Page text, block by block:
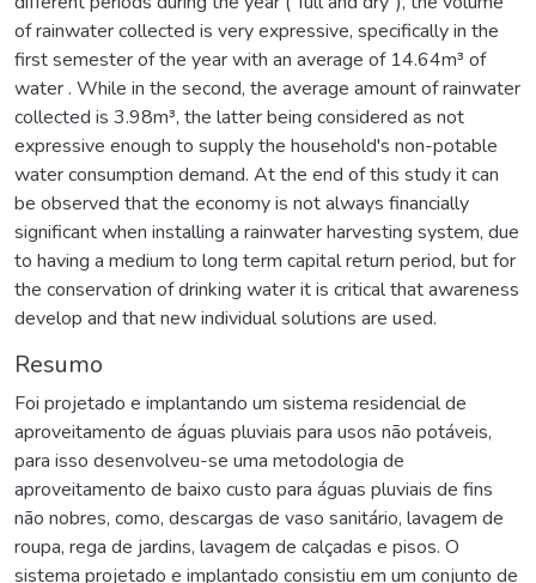
of rainwater collected is very expressive, specifically in the
first semester of the year with an average of 14.64m³ of
water . While in the second, the average amount of rainwater
collected is 3.98m³, the latter being considered as not
expressive enough to supply the household's non-potable
water consumption demand. At the end of this study it can
be observed that the economy is not always financially
significant when installing a rainwater harvesting system, due
to having a medium to long term capital return period, but for
the conservation of drinking water it is critical that awareness
develop and that new individual solutions are used.
Resumo
Foi projetado e implantando um sistema residencial de
aproveitamento de águas pluviais para usos não potáveis,
para isso desenvolveu-se uma metodologia de
aproveitamento de baixo custo para águas pluviais de fins
não nobres, como, descargas de vaso sanitário, lavagem de
roupa, rega de jardins, lavagem de calçadas e pisos. O
sistema projetado e implantado consistiu em um conjunto de